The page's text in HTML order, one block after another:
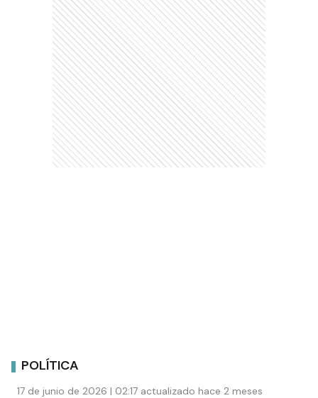
POLÍTICA
17 de junio de 2026 | 02:17 actualizado hace 2 meses